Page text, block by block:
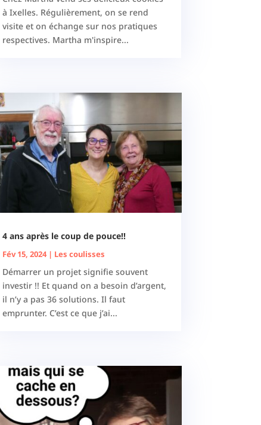
à Ixelles. Régulièrement, on se rend
visite et on échange sur nos pratiques
respectives. Martha m'inspire...
4 ans après le coup de pouce!!
Fév 15, 2024| Les coulisses
Démarrer un projet signifie souvent
investir !! Et quand on a besoin d’argent,
il n’y a pas 36 solutions. Il faut
emprunter. C’est ce que j’ai...